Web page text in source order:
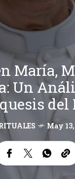
María,
Un
del
May